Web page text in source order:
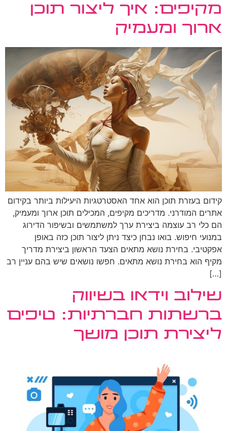
מקיפים: איך ליצור תוכן
ארוך ומעמיק
קידום בעזרת תוכן הוא אחד האסטרטגיות היעילות ביותר בקידום
אתרים המודרני. מדריכים מקיפים, המכילים תוכן ארוך ומעמיק,
הם כלי רב עוצמה ביצירת ערך למשתמשים ובשיפור הדירוג
במנועי חיפוש. בואו נבחן כיצד ניתן ליצור תוכן כזה באופן
אפקטיבי. בחירת נושא מתאים הצעד הראשון ביצירת מדריך
מקיף הוא בחירת נושא מתאים. חפשו נושאים שיש בהם עניין רב
[…]
שילוב וידאו בשיווק
ברשתות חברתיות: טיפים
ליצירת תוכן מושך